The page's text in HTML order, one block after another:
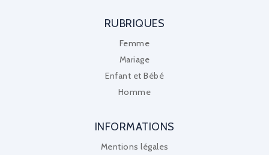
RUBRIQUES
Femme
Mariage
Enfant et Bébé
Homme
INFORMATIONS
Mentions légales